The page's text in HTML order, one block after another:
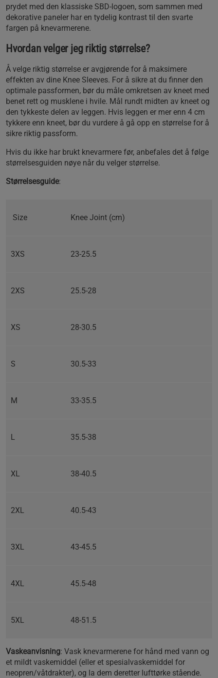
prydet med den klassiske SBD-logoen, som sammen med
dekorative paneler har en tydelig kontrast til den svarte
fargen på knevarmerene.
Hvordan velger jeg riktig størrelse?
Å velge riktig størrelse er avgjørende for å maksimere
effekten av dine Knee Sleeves. For å sikre at du finner den
optimale passformen, bør du måle omkretsen av kneet med
benet rett og musklene i hvile. Mål rundt midten av kneet og
den tykkeste delen av leggen. Hvis leggen er mer enn 4 cm
tykkere enn kneet, bør du vurdere å gå opp en størrelse for å
sikre riktig passform.
Hvis du ikke har brukt knevarmere før, anbefales det å følge
størrelsesguiden nøye når du velger størrelse.
Størrelsesguide:
Size Knee Joint (cm)
3XS 23-25.5
2XS 25.5-28
XS 28-30.5
S 30.5-33
M 33-35.5
L 35.5-38
XL 38-40.5
2XL 40.5-43
3XL 43-45.5
4XL 45.5-48
5XL 48-51.5
Vaskeanvisning: Vask knevarmerene for hånd med vann og
et mildt vaskemiddel (eller et spesialvaskemiddel for
neopren/våtdrakter), og la dem deretter lufttørke stående.